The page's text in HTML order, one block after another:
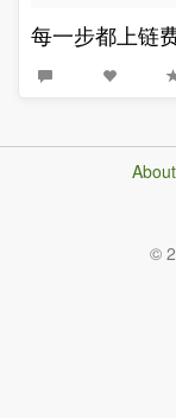
每一步都上链
About
©